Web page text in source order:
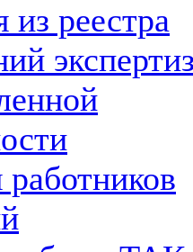
из реестра